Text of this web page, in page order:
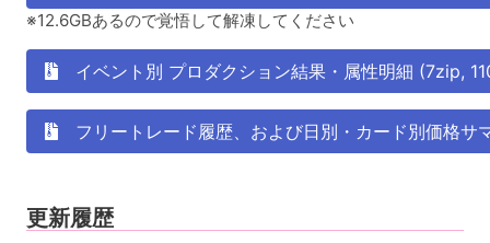
※12.6GBあるので覚悟して解凍してください
イベント別 プロダクション結果・属性明細 (7zip,
フリートレード履歴、および日別・カード別価格サ
更新履歴